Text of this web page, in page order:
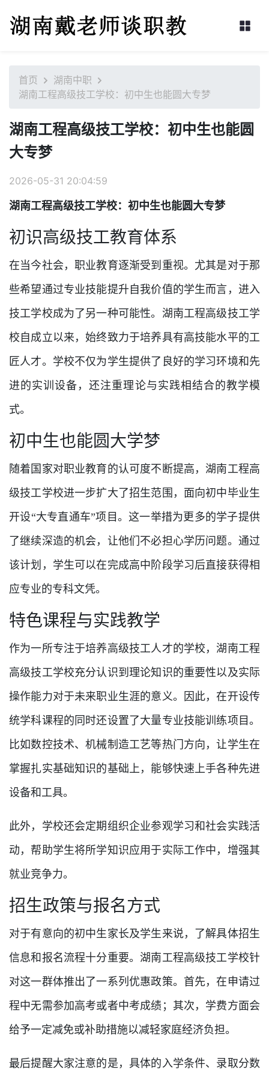
首页
湖南中职
湖南工程高级技工学校：初中生也能圆大专梦
湖南工程高级技工学校：初中生也能圆
大专梦
2026-05-31 20:04:59
湖南工程高级技工学校：初中生也能圆大专梦
初识高级技工教育体系
在当今社会，职业教育逐渐受到重视。尤其是对于那
些希望通过专业技能提升自我价值的学生而言，进入
技工学校成为了另一种可能性。湖南工程高级技工学
校自成立以来，始终致力于培养具有高技能水平的工
匠人才。学校不仅为学生提供了良好的学习环境和先
进的实训设备，还注重理论与实践相结合的教学模
式。
初中生也能圆大学梦
随着国家对职业教育的认可度不断提高，湖南工程高
级技工学校进一步扩大了招生范围，面向初中毕业生
开设“大专直通车”项目。这一举措为更多的学子提供
了继续深造的机会，让他们不必担心学历问题。通过
该计划，学生可以在完成高中阶段学习后直接获得相
应专业的专科文凭。
特色课程与实践教学
作为一所专注于培养高级技工人才的学校，湖南工程
高级技工学校充分认识到理论知识的重要性以及实际
操作能力对于未来职业生涯的意义。因此，在开设传
统学科课程的同时还设置了大量专业技能训练项目。
比如数控技术、机械制造工艺等热门方向，让学生在
掌握扎实基础知识的基础上，能够快速上手各种先进
设备和工具。
此外，学校还会定期组织企业参观学习和社会实践活
动，帮助学生将所学知识应用于实际工作中，增强其
就业竞争力。
招生政策与报名方式
对于有意向的初中生家长及学生来说，了解具体招生
信息和报名流程十分重要。湖南工程高级技工学校针
对这一群体推出了一系列优惠政策。首先，在申请过
程中无需参加高考或者中考成绩；其次，学费方面会
给予一定减免或补助措施以减轻家庭经济负担。
最后提醒大家注意的是，具体的入学条件、录取分数